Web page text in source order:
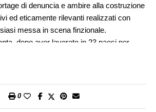
di denuncia e ambire alla costruzione
ed eticamente rilevanti realizzati con
messa in scena finzionale.
dopo aver lavorato in 23 paesi per
Scianna non ha esaurito la passione che
e che ritroviamo anche nei suoi scatti
spesso con i testi, come
0